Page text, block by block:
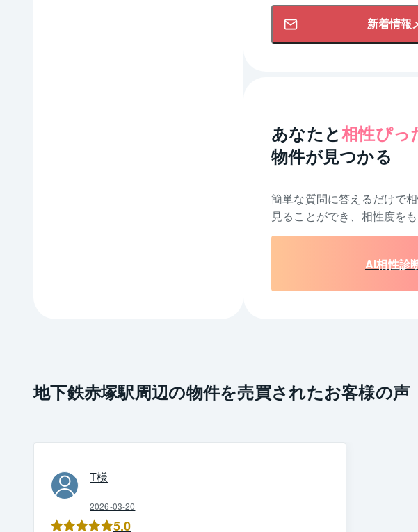
新着情報
あなたと相性ぴっ
物件が見つかる
簡単な質問に答えるだけで
見ることができ、相性度を
AI相性診
地下鉄赤塚駅周辺の物件を売買されたお客様の声
T様
2026-03-20
5.0